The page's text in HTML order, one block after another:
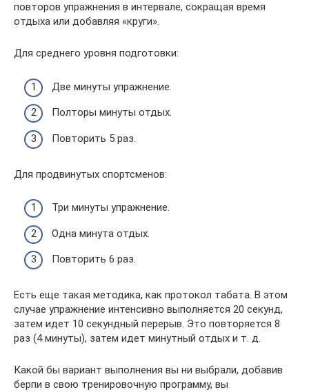
повторов упражнения в интервале, сокращая время
отдыха или добавляя «круги».
Для среднего уровня подготовки:
Две минуты упражнение.
Полторы минуты отдых.
Повторить 5 раз.
Для продвинутых спортсменов:
Три минуты упражнение.
Одна минута отдых.
Повторить 6 раз.
Есть еще такая методика, как протокол табата. В этом
случае упражнение интенсивно выполняется 20 секунд,
затем идет 10 секундный перерыв. Это повторяется 8
раз (4 минуты), затем идет минутный отдых и т. д.
Какой бы вариант выполнения вы ни выбрали, добавив
берпи в свою тренировочную программу, вы